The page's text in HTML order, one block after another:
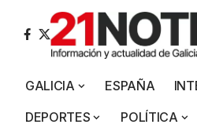
GALICIA ESPAÑA
DEPORTES
POLÍTICA